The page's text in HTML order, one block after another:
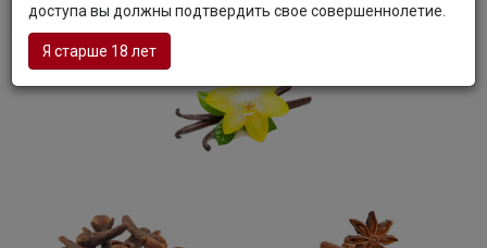
доступа вы должны подтвердить свое совершеннолетие.
Я старше 18 лет